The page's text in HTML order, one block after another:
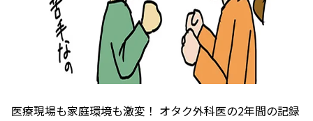
医療現場も家庭環境も激変！ オタク外科医の2年間の記録